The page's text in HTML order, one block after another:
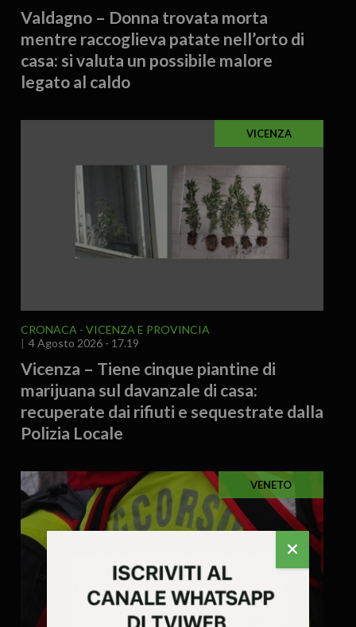
Valdagno – Donna trovata morta
mentre raccoglieva patate nell’orto di
casa: si valuta un possibile malore
legato al caldo
VICENZA
CRONACA
VICENZA E PROVINCIA
4 Agosto 2026 - 17.19
Vicenza – Tiene cinque piantine di
marijuana sul davanzale di casa:
recuperate dai rifiuti e sequestrate dalla
Polizia Locale
VENETO